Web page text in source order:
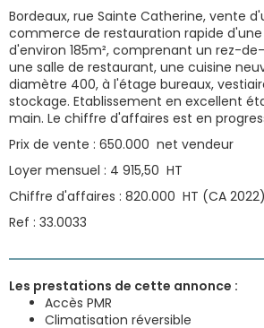
Bordeaux, rue Sainte Catherine, vente
commerce de restauration rapide
d'environ 185m², comprenant un rez-
une salle de restaurant, une cuisine
diamètre 400, à l'étage bureaux,
stockage. Etablissement en excellent
main. Le chiffre d'affaires est en
Prix de vente : 650.000  net vendeur
Loyer mensuel : 4 915,50  HT
Chiffre d'affaires : 820.000  HT (CA 2022)
Ref : 33.0033
Les prestations de cette annonce :
Accès PMR
Climatisation réversible